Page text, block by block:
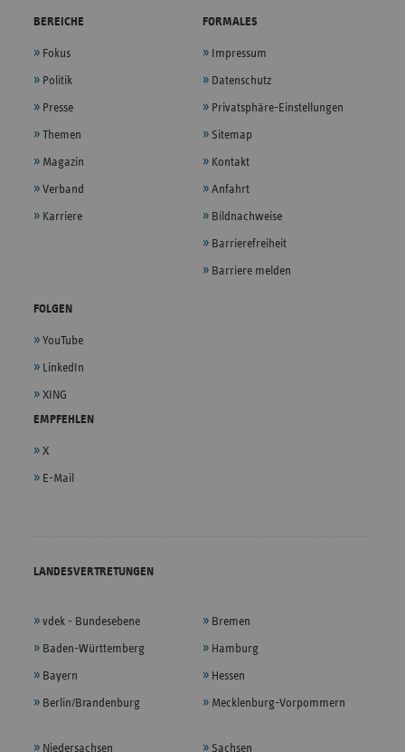
BEREICHE
Fokus
Politik
Presse
Themen
Magazin
Verband
Karriere
FORMALES
Impressum
Datenschutz
Privatsphäre-Einstellungen
Sitemap
Kontakt
Anfahrt
Bildnachweise
Barrierefreiheit
Barriere melden
FOLGEN
YouTube
LinkedIn
XING
EMPFEHLEN
X
E-Mail
LANDESVERTRETUNGEN
vdek - Bundesebene
Baden-Württemberg
Bayern
Berlin/Brandenburg
Bremen
Hamburg
Hessen
Mecklenburg-Vorpommern
Niedersachsen Sachsen